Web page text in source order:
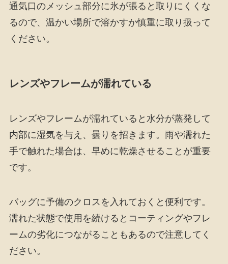
通気口のメッシュ部分に氷が張ると取りにくくな
るので、温かい場所で溶かすか慎重に取り扱って
ください。
レンズやフレームが濡れている
レンズやフレームが濡れていると水分が蒸発して
内部に湿気を与え、曇りを招きます。雨や濡れた
手で触れた場合は、早めに乾燥させることが重要
です。
バッグに予備のクロスを入れておくと便利です。
濡れた状態で使用を続けるとコーティングやフレ
ームの劣化につながることもあるので注意してく
ださい。